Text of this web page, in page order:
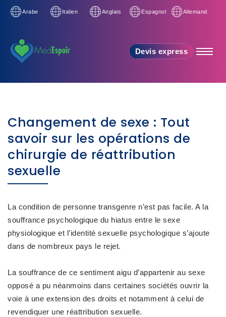
Arabe Italien Anglais Espagnol Allemand
Devis express
Changement de sexe : Tout
savoir sur les opérations de
chirurgie de réattribution
sexuelle
La condition de personne transgenre n’est pas facile. A la
souffrance psychologique du hiatus entre le sexe
physiologique et l’identité sexuelle psychologique s’ajoute
dans de nombreux pays le rejet.
La souffrance de ce sentiment aigu d’appartenir au sexe
opposé a pu néanmoins dans certaines sociétés ouvrir la
voie à une extension des droits et notamment à celui de
revendiquer une réattribution sexuelle.